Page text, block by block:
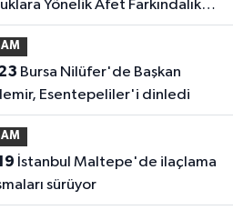
Yönelik Afet Farkındalık
Esentepeliler'i dinledi
sürüyor